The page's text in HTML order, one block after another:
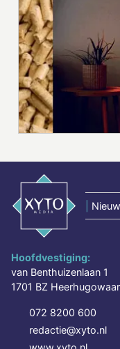
Hoofdvestiging:
van Benthuizenlaan 1
1701 BZ
072 8200 600
redactie@xyto.nl